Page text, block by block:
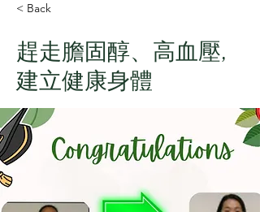
< Back
趕走膽固醇、高血壓,
建立健康身體